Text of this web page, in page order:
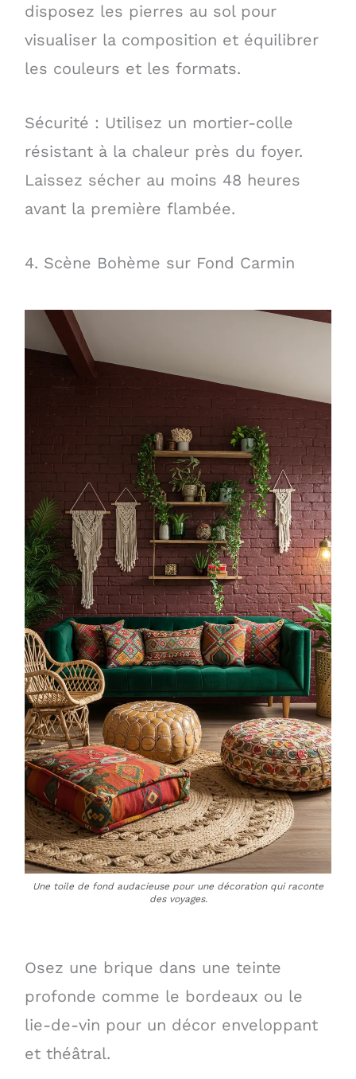
disposez les pierres au sol pour
visualiser la composition et équilibrer
les couleurs et les formats.
Sécurité : Utilisez un mortier-colle
résistant à la chaleur près du foyer.
Laissez sécher au moins 48 heures
avant la première flambée.
4. Scène Bohème sur Fond Carmin
Une toile de fond audacieuse pour une décoration qui raconte
des voyages.
Osez une brique dans une teinte
profonde comme le bordeaux ou le
lie-de-vin pour un décor enveloppant
et théâtral.